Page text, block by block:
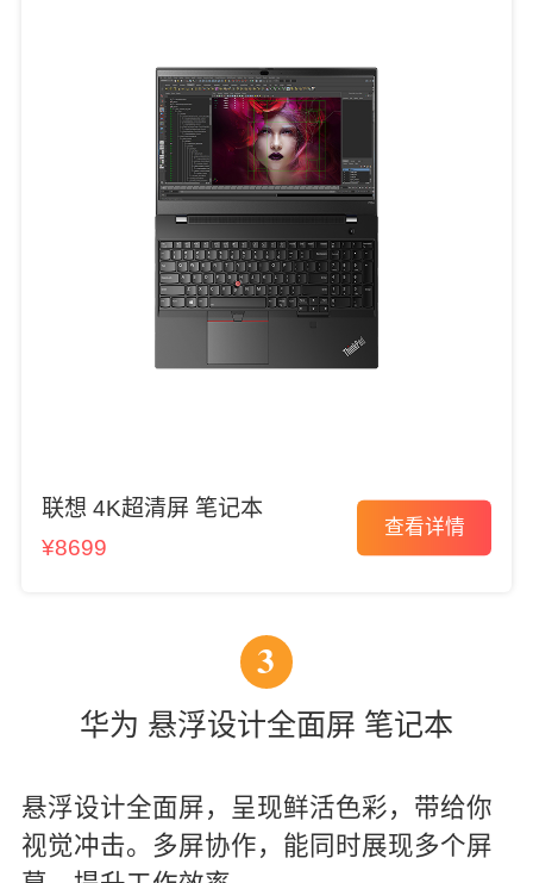
联想 4K超清屏 笔记本
¥8699
查看详情
3
华为 悬浮设计全面屏 笔记本
悬浮设计全面屏，呈现鲜活色彩，带给你
视觉冲击。多屏协作，能同时展现多个屏